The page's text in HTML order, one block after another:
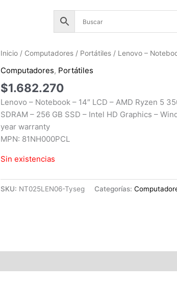
Inicio / Computadores / Portátiles / Lenovo –
Computadores, Portátiles
$1.682.270
Lenovo – Notebook – 14″ LCD – AMD Ryzen 5
SDRAM – 256 GB SSD – Intel HD Graphics –
year warranty
MPN: 81NH000PCL
Sin existencias
SKU: NT025LEN06-Tyseg Categorías: